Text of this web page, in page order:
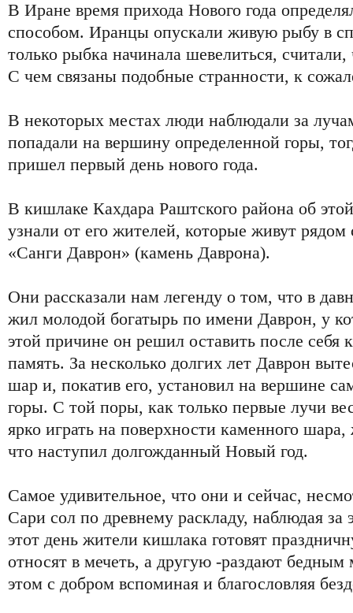
В Иране время прихода Нового года
способом. Иранцы опускали живую рыбу в
только рыбка начинала шевелиться,
С чем связаны подобные странности, к
В некоторых местах люди наблюдали за
попадали на вершину определенной горы,
пришел первый день нового года.
В кишлаке Кахдара Раштского района об
узнали от его жителей, которые живут рядом
«Санги Даврон» (камень Даврона).
Они рассказали нам легенду о том, что в
жил молодой богатырь по имени Даврон, у
этой причине он решил оставить после себя
память. За несколько долгих лет Даврон
шар и, покатив его, установил на вершине
горы. С той поры, как только первые лучи
ярко играть на поверхности каменного
что наступил долгожданный Новый год.
Самое удивительное, что они и сейчас,
Сари сол по древнему раскладу, наблюдая
этот день жители кишлака готовят
относят в мечеть, а другую -раздают
этом с добром вспоминая и благословляя